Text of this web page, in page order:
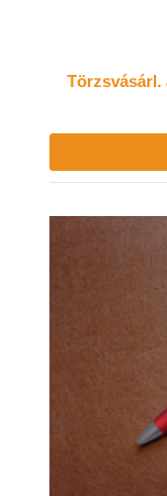
Törzsvásárl.